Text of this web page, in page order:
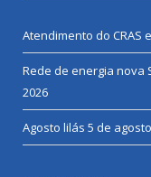
Atendimento do CRAS
Rede de energia nova
2026
Agosto lilás 5 de